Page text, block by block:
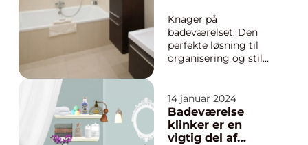
interesser...
organisering og
stil
Knager på
badeværelset: Den
perfekte løsning til
organisering og stil
badeværelset Et godt
organiseret
badeværelse er
essentielt for ethvert
14 januar 2024
Badeværelse
klinker er en
vigtig del af